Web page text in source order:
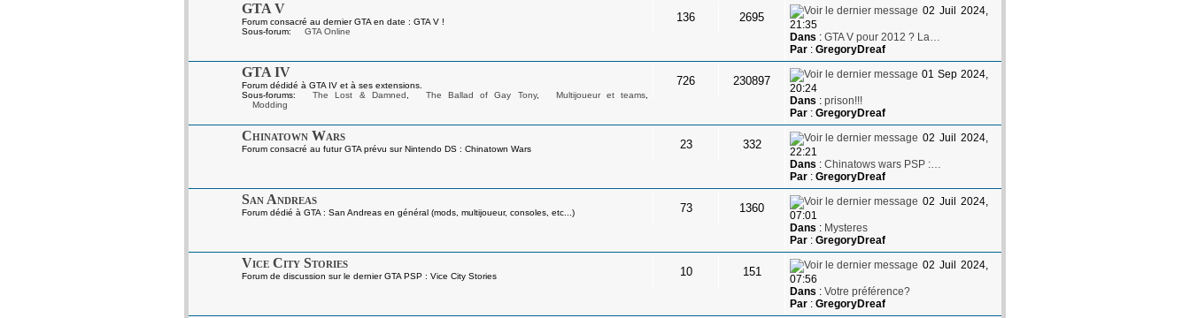
GTA V
Forum consacré au dernier GTA en date : GTA V !
Sous-forum:
GTA Online
136 2695
02 Juil 2024,
21:35
Dans : GTA V pour 2012 ? La…
Par: GregoryDreaf
GTA IV
Forum dédidé à GTA IV et à ses extensions.
Sous-forums:
The Lost & Damned The Ballad of Gay Tony, Multijoueur et teams
Modding
726 230897
01 Sep 2024,
20:24
Dans : prison!!!
Par: GregoryDreaf
Chinatown Wars
Forum consacré au futur GTA prévu sur Nintendo DS : Chinatown Wars 23 332
02 Juil 2024,
22:21
Dans : Chinatows wars PSP :…
Par: GregoryDreaf
San Andreas
Forum dédié à GTA : San Andreas en général (mods, multijoueur, consoles, etc...) 73 1360
02 Juil 2024,
07:01
Dans : Mysteres
Par: GregoryDreaf
Vice City Stories
Forum de discussion sur le dernier GTA PSP : Vice City Stories 10 151
02 Juil 2024,
07:56
Dans : Votre préférence?
Par: GregoryDreaf